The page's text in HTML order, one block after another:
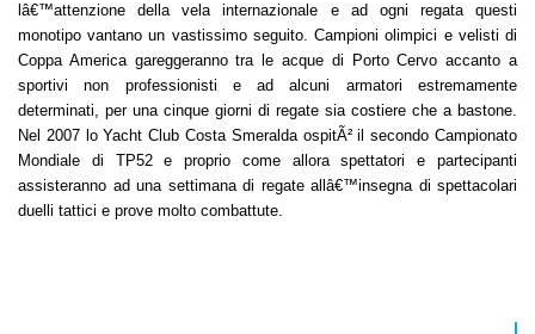
lâ€™attenzione della vela internazionale e ad ogni regata questi
monotipo vantano un vastissimo seguito. Campioni olimpici e velisti di
Coppa America gareggeranno tra le acque di Porto Cervo accanto a
sportivi non professionisti e ad alcuni armatori estremamente
determinati, per una cinque giorni di regate sia costiere che a bastone.
Nel 2007 lo Yacht Club Costa Smeralda ospitÃ² il secondo Campionato
Mondiale di TP52 e proprio come allora spettatori e partecipanti
assisteranno ad una settimana di regate allâ€™insegna di spettacolari
duelli tattici e prove molto combattute.